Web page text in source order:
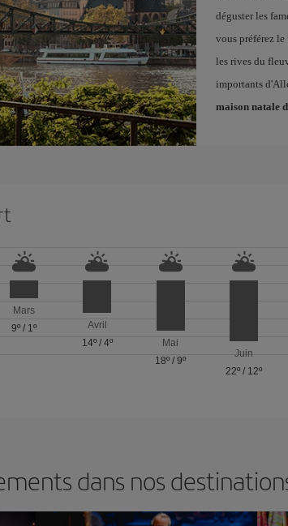
déguster les
vous préférez
les rives du
importants
maison natale
Mars
9º/ 1º
Avril
14º/ 4º
Mai
18º /9º
Juin
22º / 12º
dans nos